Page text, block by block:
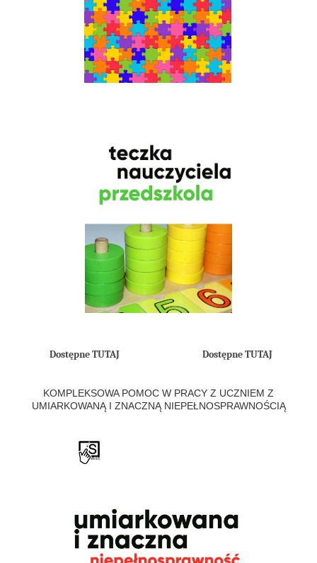
Dostępne TUTAJ Dostępne TUTAJ
KOMPLEKSOWA POMOC W PRACY Z UCZNIEM Z
UMIARKOWANĄ I ZNACZNĄ NIEPEŁNOSPRAWNOŚCIĄ